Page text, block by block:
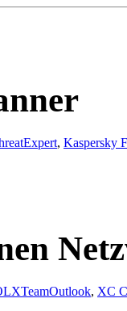
, Kaspersky
, XC